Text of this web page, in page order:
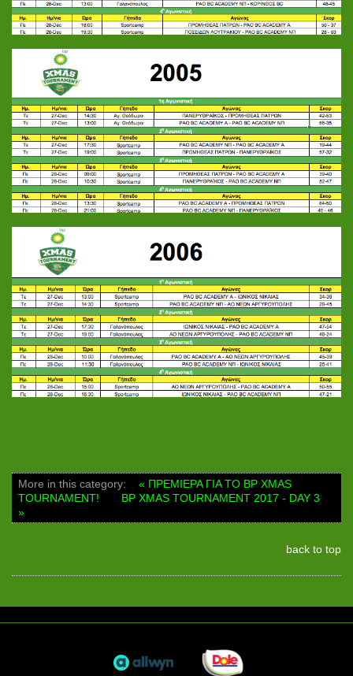
More in this category:
« ΠΡΕΜΙΕΡΑ ΓΙΑ ΤΟ BP XMAS
TOURNAMENT!
BP XMAS TOURNAMENT 2017 - DAY 3
»
back to top